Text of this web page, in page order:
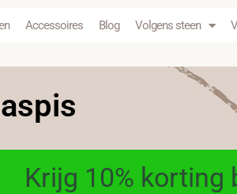
Accessoires Blog Volgens steen
Krijg 10%